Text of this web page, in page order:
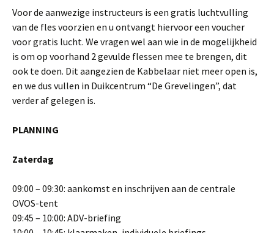
Voor de aanwezige instructeurs is een gratis luchtvulling
van de fles voorzien en u ontvangt hiervoor een voucher
voor gratis lucht. We vragen wel aan wie in de mogelijkheid
is om op voorhand 2 gevulde flessen mee te brengen, dit
ook te doen. Dit aangezien de Kabbelaar niet meer open is,
en we dus vullen in Duikcentrum “De Grevelingen”, dat
verder af gelegen is.
PLANNING
Zaterdag
09:00 – 09:30: aankomst en inschrijven aan de centrale
OVOS-tent
09:45 – 10:00: ADV-briefing